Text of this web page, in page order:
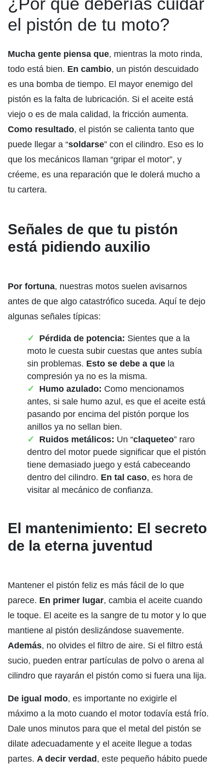
el pistón de tu moto?
Mucha gente piensa que, mientras la moto rinda,
todo está bien. En cambio, un pistón descuidado
es una bomba de tiempo. El mayor enemigo del
pistón es la falta de lubricación. Si el aceite está
viejo o es de mala calidad, la fricción aumenta.
Como resultado, el pistón se calienta tanto que
puede llegar a “soldarse” con el cilindro. Eso es lo
que los mecánicos llaman “gripar el motor”, y
créeme, es una reparación que le dolerá mucho a
tu cartera.
Señales de que tu pistón
está pidiendo auxilio
Por fortuna, nuestras motos suelen avisarnos
antes de que algo catastrófico suceda. Aquí te dejo
algunas señales típicas:
Pérdida de potencia: Sientes que a la
moto le cuesta subir cuestas que antes subía
sin problemas. Esto se debe a que la
compresión ya no es la misma.
Humo azulado: Como mencionamos
antes, si sale humo azul, es que el aceite está
pasando por encima del pistón porque los
anillos ya no sellan bien.
Ruidos metálicos: Un “claqueteo” raro
dentro del motor puede significar que el pistón
tiene demasiado juego y está cabeceando
dentro del cilindro. En tal caso, es hora de
visitar al mecánico de confianza.
El mantenimiento: El secreto
de la eterna juventud
Mantener el pistón feliz es más fácil de lo que
parece. En primer lugar, cambia el aceite cuando
le toque. El aceite es la sangre de tu motor y lo que
mantiene al pistón deslizándose suavemente.
Además, no olvides el filtro de aire. Si el filtro está
sucio, pueden entrar partículas de polvo o arena al
cilindro que rayarán el pistón como si fuera una lija.
De igual modo, es importante no exigirle el
máximo a la moto cuando el motor todavía está frío.
Dale unos minutos para que el metal del pistón se
dilate adecuadamente y el aceite llegue a todas
partes. A decir verdad, este pequeño hábito puede